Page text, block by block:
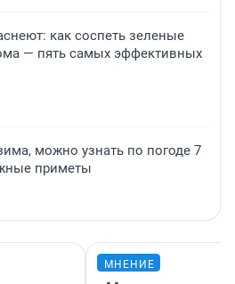
как соспеть зеленые
— пять самых эффективных
можно узнать по погоде 7
приметы
МНЕНИЕ